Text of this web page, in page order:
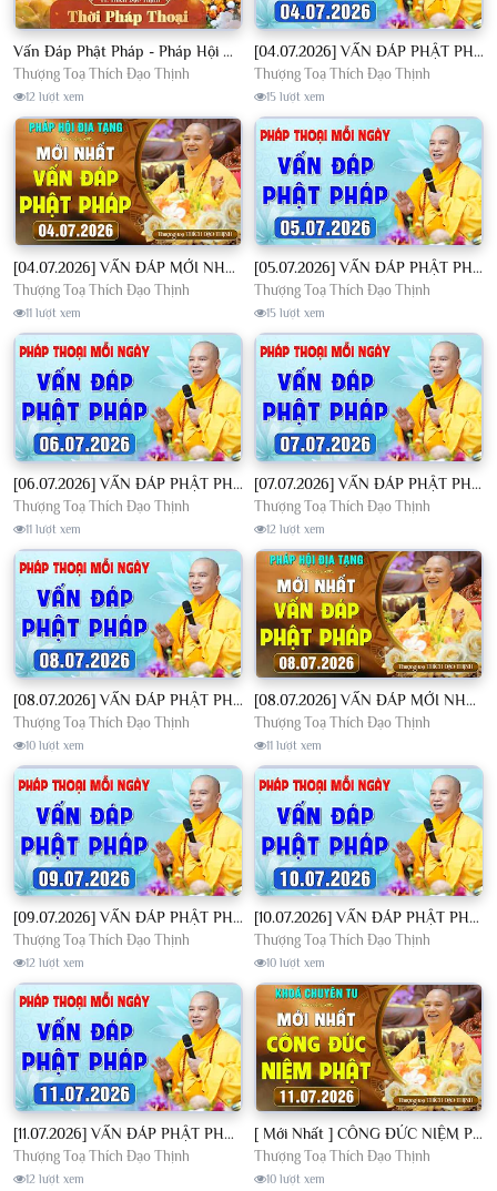
Vấn Đáp Phật Pháp - Pháp Hội Địa Tạng Ngày 01/08/2026│TT. Thích Đạo Thịnh
Thượng Toạ Thích Đạo Thịnh
12 lượt xem
[04.07.2026] VẤN ĐÁP PHẬT PHÁP - Nghe Thầy giảng Pháp mỗi ngày CÔNG ĐỨC VÔ LƯỢNG│TT. Thích Đạo Thịnh
Thượng Toạ Thích Đạo Thịnh
15 lượt xem
[04.07.2026] VẤN ĐÁP MỚI NHẤT - Pháp Hội Địa Tạng Chùa Khai Nguyên | TT. Thích Đạo Thịnh
Thượng Toạ Thích Đạo Thịnh
11 lượt xem
[05.07.2026] VẤN ĐÁP PHẬT PHÁP - Nghe Thầy giảng Pháp mỗi ngày CÔNG ĐỨC VÔ LƯỢNG│TT. Thích Đạo Thịnh
Thượng Toạ Thích Đạo Thịnh
15 lượt xem
[06.07.2026] VẤN ĐÁP PHẬT PHÁP - Nghe Thầy giảng Pháp mỗi ngày CÔNG ĐỨC VÔ LƯỢNG│TT. Thích Đạo Thịnh
Thượng Toạ Thích Đạo Thịnh
11 lượt xem
[07.07.2026] VẤN ĐÁP PHẬT PHÁP - Nghe Thầy giảng Pháp mỗi ngày CÔNG ĐỨC VÔ LƯỢNG│TT. Thích Đạo Thịnh
Thượng Toạ Thích Đạo Thịnh
12 lượt xem
[08.07.2026] VẤN ĐÁP PHẬT PHÁP - Nghe Thầy giảng Pháp mỗi ngày CÔNG ĐỨC VÔ LƯỢNG│TT. Thích Đạo Thịnh
Thượng Toạ Thích Đạo Thịnh
10 lượt xem
[08.07.2026] VẤN ĐÁP MỚI NHẤT - Pháp Hội Địa Tạng Chùa Khai Nguyên | TT. Thích Đạo Thịnh
Thượng Toạ Thích Đạo Thịnh
11 lượt xem
[09.07.2026] VẤN ĐÁP PHẬT PHÁP - Nghe Thầy giảng Pháp mỗi ngày CÔNG ĐỨC VÔ LƯỢNG│TT. Thích Đạo Thịnh
Thượng Toạ Thích Đạo Thịnh
12 lượt xem
[10.07.2026] VẤN ĐÁP PHẬT PHÁP - Nghe Thầy giảng Pháp mỗi ngày CÔNG ĐỨC VÔ LƯỢNG│TT. Thích Đạo Thịnh
Thượng Toạ Thích Đạo Thịnh
10 lượt xem
[11.07.2026] VẤN ĐÁP PHẬT PHÁP - Nghe Thầy giảng Pháp mỗi ngày CÔNG ĐỨC VÔ LƯỢNG│TT. Thích Đạo Thịnh
Thượng Toạ Thích Đạo Thịnh
12 lượt xem
[ Mới Nhất ] CÔNG ĐỨC NIỆM PHẬT - Khoá Chuyên Tu Chùa Khai Nguyên 11/07/2026 | TT. Thích Đạo Thịnh
Thượng Toạ Thích Đạo Thịnh
10 lượt xem